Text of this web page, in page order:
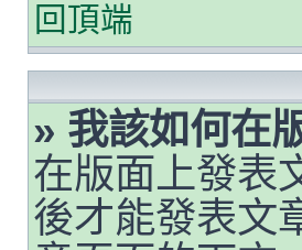
回頂端
» 我該如何在
在版面上發表
後才能發表文